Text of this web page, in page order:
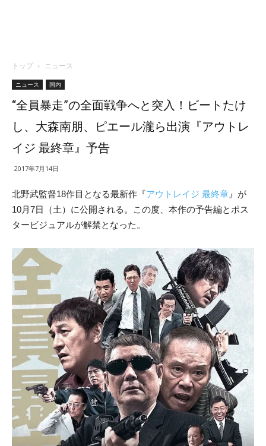
トップ ニュース
ニュース 国内
“全員暴走”の全面戦争へと突入！ビートたけ
し、大森南朋、ピエール瀧ら出演『アウトレ
イジ 最終章』予告
2017年7月14日
北野武監督18作目となる最新作『アウトレイジ 最終章 』が
10月7日（土）に公開される。この度、本作の予告編とポス
タービジュアルが解禁となった。